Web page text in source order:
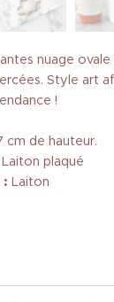
nuage
Style art
!
cm de hauteur.
Laiton plaqué
: Laiton